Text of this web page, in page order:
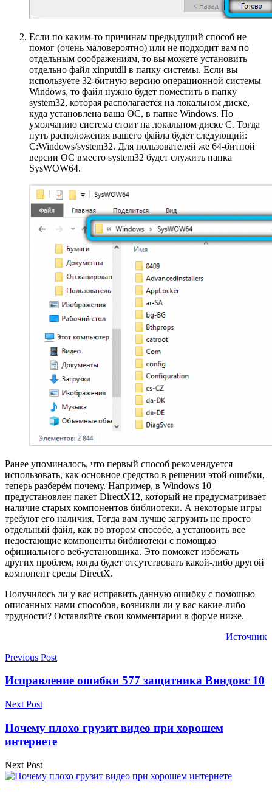
Если по каким-то причинам предыдущий способ не
помог (очень маловероятно) или не подходит вам по
отдельным соображениям, то вы можете установить
отдельно файл xinputdll в папку системы. Если вы
используете 32-битную версию операционной системы
Windows, то файл нужно будет поместить в папку
system32, которая располагается на локальном диске,
куда установлена ваша ОС, в папке Windows. По
умолчанию система стоит на локальном диске C. Тогда
путь расположения вашего файла будет следующий:
C:Windows/system32. Для пользователей же 64-битной
версии ОС вместо system32 будет служить папка
SysWOW64.
Ранее упоминалось, что первый способ рекомендуется
использовать, как основное средство в решении этой ошибки,
теперь разберём почему. Например, в Windows 10
предустановлен пакет DirectX12, который не предусматривает
наличие старых компонентов библиотеки. А некоторые игры
требуют его наличия. Тогда вам лучше загрузить не просто
отдельный файл, как во втором способе, а установить все
недостающие компоненты библиотеки с помощью
официального веб-установщика. Это поможет избежать
других проблем, когда будет отсутствовать какой-либо другой
компонент среды DirectX.
Получилось ли у вас исправить данную ошибку с помощью
описанных нами способов, возникли ли у вас какие-либо
трудности? Оставляйте свои комментарии в форме ниже.
Источник
Previous Post
Исправление ошибки 577 защитника Виндовс 10
Next Post
Почему плохо грузит видео при хорошем
интернете
Next Post